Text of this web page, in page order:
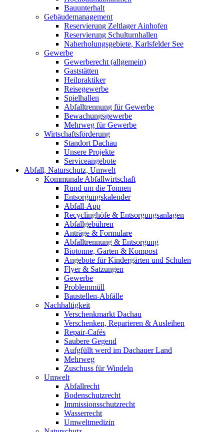
Bauunterhalt
Gebäudemanagement
Reservierung Zeltlager Ainhofen
Reservierung Schulturnhallen
Naherholungsgebiete, Karlsfelder See
Gewerbe
Gewerberecht (allgemein)
Gaststätten
Heilpraktiker
Reisegewerbe
Spielhallen
Abfalltrennung für Gewerbe
Bewachungsgewerbe
Mehrweg für Gewerbe
Wirtschaftsförderung
Standort Dachau
Unsere Projekte
Serviceangebote
Abfall, Naturschutz, Umwelt
Kommunale Abfallwirtschaft
Rund um die Tonnen
Entsorgungskalender
Abfall-App
Recyclinghöfe & Entsorgungsanlagen
Abfallgebühren
Anträge & Formulare
Abfalltrennung & Entsorgung
Biotonne, Garten & Kompost
Angebote für Kindergärten und Schulen
Flyer & Satzungen
Gewerbe
Problemmüll
Baustellen-Abfälle
Nachhaltigkeit
Verschenkmarkt Dachau
Verschenken, Reparieren & Ausleihen
Repair-Cafés
Saubere Gegend
Aufgfüllt werd im Dachauer Land
Mehrweg
Zuschuss für Windeln
Umwelt
Abfallrecht
Bodenschutzrecht
Immissionsschutzrecht
Wasserrecht
Umweltmedizin